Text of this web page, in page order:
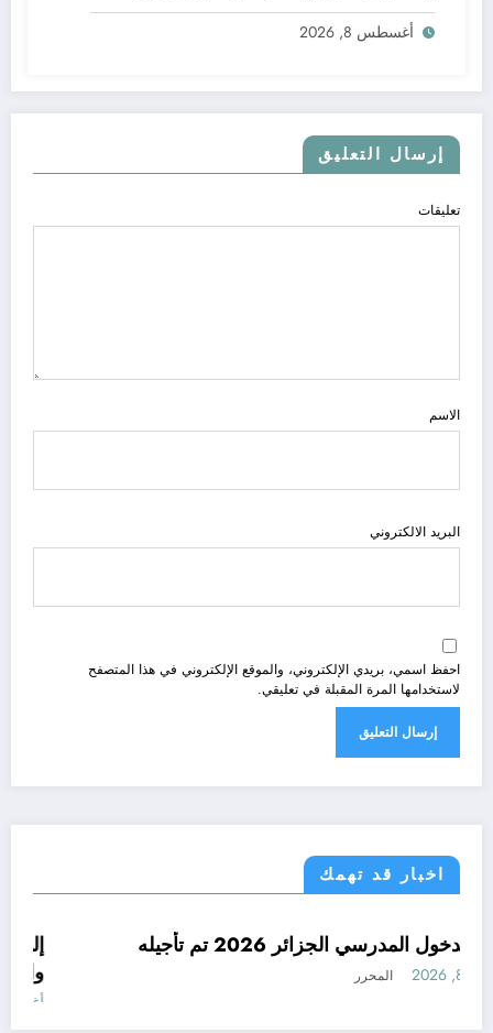
أغسطس 8, 2026
إرسال التعليق
تعليقات
الاسم
البريد الالكتروني
احفظ اسمي، بريدي الإلكتروني، والموقع الإلكتروني في هذا المتصفح
لاستخدامها المرة المقبلة في تعليقي.
اخبار قد تهمك
الجزائر الحدث
رسميا الدخول المدرسي الجزائر 2026 تم تأجيله
أغسطس 8, 2026